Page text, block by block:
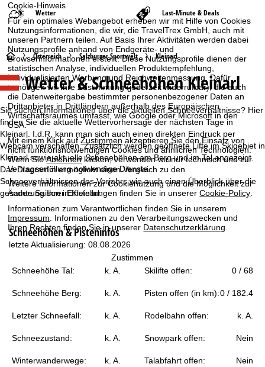
Cookie-Hinweis
Für ein optimales Webangebot erheben wir mit Hilfe von Cookies
Nutzungsinformationen, die wir, die TravelTrex GmbH, auch mit
unseren Partnern teilen. Auf Basis Ihrer Aktivitäten werden dabei
Nutzungsprofile anhand von Endgeräte- und
Browserinformationen erstellt. Diese Nutzungsprofile dienen der
statistischen Analyse, individuellen Produktempfehlung,
individualisierten Werbung und Reichweitenmessung. Dafür
benötigen wir Ihre Zustimmung (jederzeit widerrufbar), die auch
die Datenweitergabe bestimmter personenbezogener Daten an
Drittanbieter in Drittländern außerhalb des Europäischen
Wirtschaftsraumes umfasst, wie Google oder Microsoft in den
USA.
Mit einem Klick aufZustimmen akzeptieren Sie den Einsatz von
nicht funktionsnotwendigen Cookies und ähnlichen Technologien.
Wenn SieAblehnenklicken, verwenden wir nur technisch und zur
Vertragserfüllung notwendige Dienste.
Weitere Informationen zur Cookienutzung und die Möglichkeit zur
Änderung Ihrer Einstellungen finden Sie in unsererCookie-Policy
Informationen zum Verantwortlichen finden Sie in unserem
Impressum . Informationen zu den Verarbeitungszwecken und
Ihren Rechten finden Sie in unserer Datenschutzerklärung
Zustimmen
Wetter Last-Minute & Deals
S
t
a
r
t
i
t
e
Österreich Salzburger Sportwelt Kleinarl
Wetter & Schneehöhen Kleinarl
Sie suchen Informationen über die aktuellen Schneeverhältnisse? Hier
finden Sie die aktuelle Wettervorhersage der nächsten Tage in
Kleinarl. I.d.R. kann man sich auch einen direkten Eindruck per
Webcam verschaffen. Zusätzlich werden geöffnete Lifte im Skigebiet in
Kleinarl sowie aktuelle Schneehöhen am Berg und im Tal angezeigt.
Das Diagramm ermöglicht einen Vergleich zu den
Schneeverhältnissen des Vorjahrs wie auch einen Überblick über die
gesamte Saison in Kleinarl.
Schneehöhen & Pisteninfos
letzte Aktualisierung: 08.08.2026
Schneehöhe Tal: k. A. Skilifte offen: 0 / 68
Schneehöhe Berg: k. A. Pisten offen (in km):0 / 182.4
Letzter Schneefall: k. A. Rodelbahn offen: k. A.
Schneezustand: k. A. Snowpark offen: Nein
Winterwanderwege: k. A. Talabfahrt offen: Nein